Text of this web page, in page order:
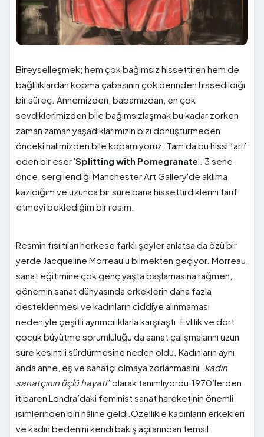
Bireyselleşmek; hem çok bağımsız hissettiren hem de
bağlılıklardan kopma çabasının çok derinden hissedildiği
bir süreç. Annemizden, babamızdan, en çok
sevdiklerimizden bile bağımsızlaşmak bu kadar zorken
zaman zaman yaşadıklarımızın bizi dönüştürmeden
önceki halimizden bile kopamıyoruz. Tam da bu hissi tarif
eden bir eser 'Splitting with Pomegranate'. 3 sene
önce, sergilendiği Manchester Art Gallery'de aklıma
kazıdığım ve uzunca bir süre bana hissettirdiklerini tarif
etmeyi beklediğim bir resim.
Resmin fısıltıları herkese farklı şeyler anlatsa da özü bir
yerde Jacqueline Morreau'u bilmekten geçiyor. Morreau,
sanat eğitimine çok genç yaşta başlamasına rağmen,
dönemin sanat dünyasında erkeklerin daha fazla
desteklenmesi ve kadınların ciddiye alınmaması
nedeniyle çeşitli ayrımcılıklarla karşılaştı. Evlilik ve dört
çocuk büyütme sorumluluğu da sanat çalışmalarını uzun
süre kesintili sürdürmesine neden oldu. Kadınların aynı
anda anne, eş ve sanatçı olmaya zorlanmasını “kadın
sanatçının üçlü hayatı” olarak tanımlıyordu.1970’lerden
itibaren Londra’daki feminist sanat hareketinin önemli
isimlerinden biri hâline geldi.Özellikle kadınların erkekleri
ve kadın bedenini kendi bakış açılarından temsil